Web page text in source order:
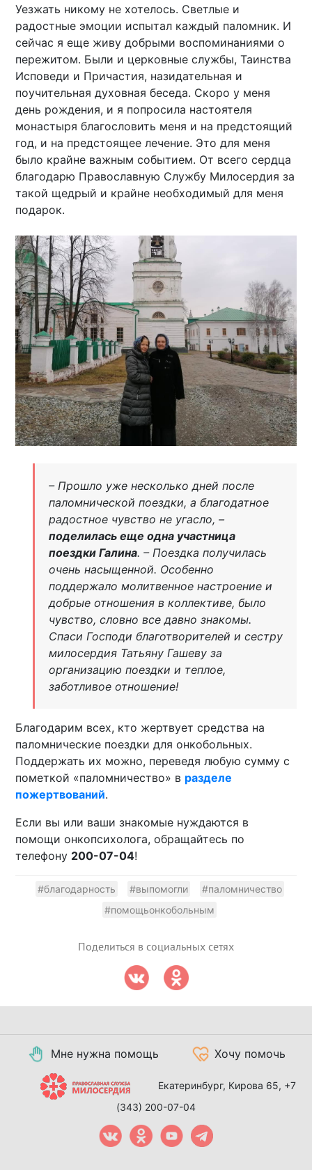
Уезжать никому не хотелось. Светлые и
радостные эмоции испытал каждый паломник. И
сейчас я еще живу добрыми воспоминаниями о
пережитом. Были и церковные службы, Таинства
Исповеди и Причастия, назидательная и
поучительная духовная беседа. Скоро у меня
день рождения, и я попросила настоятеля
монастыря благословить меня и на предстоящий
год, и на предстоящее лечение. Это для меня
было крайне важным событием. От всего сердца
благодарю Православную Службу Милосердия за
такой щедрый и крайне необходимый для меня
подарок.
– Прошло уже несколько дней после
паломнической поездки, а благодатное
радостное чувство не угасло, –
поделилась еще одна участница
поездки Галина. – Поездка получилась
очень насыщенной. Особенно
поддержало молитвенное настроение и
добрые отношения в коллективе, было
чувство, словно все давно знакомы.
Спаси Господи благотворителей и сестру
милосердия Татьяну Гашеву за
организацию поездки и теплое,
заботливое отношение!
Благодарим всех, кто жертвует средства на
паломнические поездки для онкобольных.
Поддержать их можно, переведя любую сумму с
пометкой «паломничество» в разделе
пожертвований.
Если вы или ваши знакомые нуждаются в
помощи онкопсихолога, обращайтесь по
телефону 200-07-04!
#благодарность #выпомогли
#паломничество
#помощьонкобольным
Поделиться в социальных сетях
Мне нужна помощь Хочу помочь
Екатеринбург, Кирова 65, +7
(343) 200-07-04